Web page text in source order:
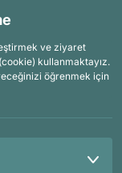
ve ziyaret
kullanmaktayız.
öğrenmek için